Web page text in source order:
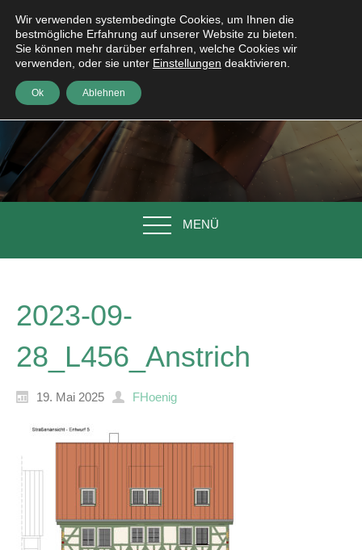
MENÜ
2023-09-
28_L456_Anstrich
19. Mai 2025 FHoenig
Wir verwenden systembedingte Cookies, um Ihnen die
bestmögliche Erfahrung auf unserer Website zu bieten.
Sie können mehr darüber erfahren, welche Cookies wir
verwenden, oder sie unter Einstellungen deaktivieren.
Ok Ablehnen